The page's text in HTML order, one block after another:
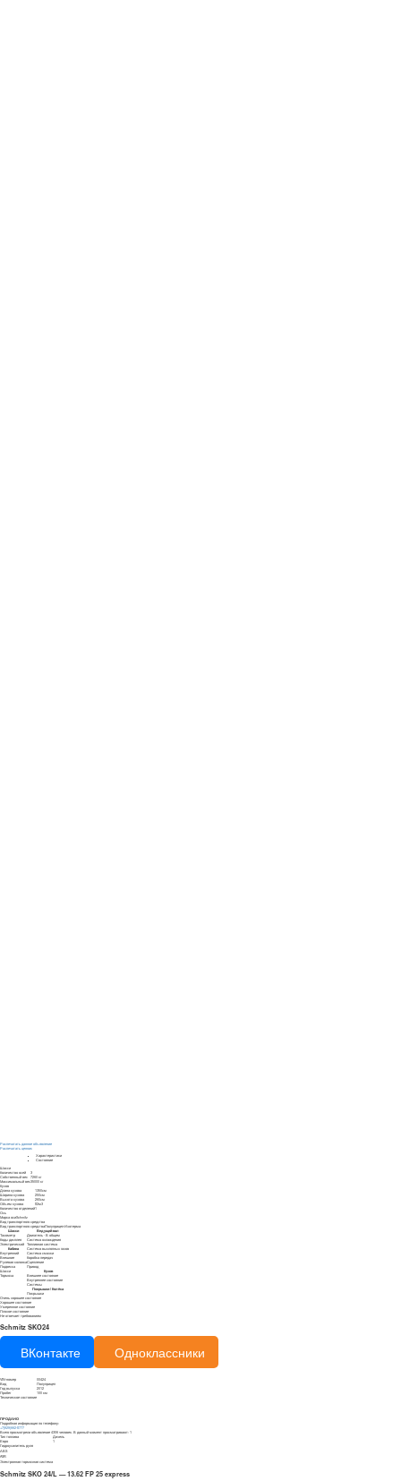
Распечатать данное объявление
Распечатать ценник
Характеристики
Состояние
Шасси
Количество осей
3
Собственный вес 7260 кг
Максимальный вес35000 кг
Кузов
Длина кузова
1350см
Ширина кузова
250см
Высота кузова
260см
Объем кузова
82м3
Количество отделений1
Ось
Марка осиSchmitz
Вид транспортного средства
Вид транспортного средстваПолуприцеп-Изотерма
Шасси
Ведущий вал
Тахометр
Двигатель - В общем
Коды дисплея
Система охлаждения
Электрический Топливная система
Кабина
Система выхлопных газов
Внутренний
Система смазки
Внешние
Коробка передач
Рулевая колонкаСцепление
Подвеска
Привод
Шасси
Кузов
Тормоза
Внешнее состояние
Внутреннее состояние
Системы
Покрышки / Колёса
Покрышки
Очень хорошее состояние
Хорошее состояние
Умеренное состояние
Плохое состояние
Не отвечает требованиям
Schmitz SKO24
ВКонтакте Одноклассники
VIN-номер
00424
Вид
Полуприцеп
Год выпуска
2012
Пробег
100 км
Техническое состояние
ПРОДАНО
Подробная информация по телефону:
+7(929)662-8777
Всего просмотрели объявление 4306 человек. В данный момент просматривают: 1
Тип топлива
Дизель
Евро
1
Гидроусилитель руля
АВS
ASR
Электронная тормозная система
Schmitz SKO 24/L — 13.62 FP 25 express